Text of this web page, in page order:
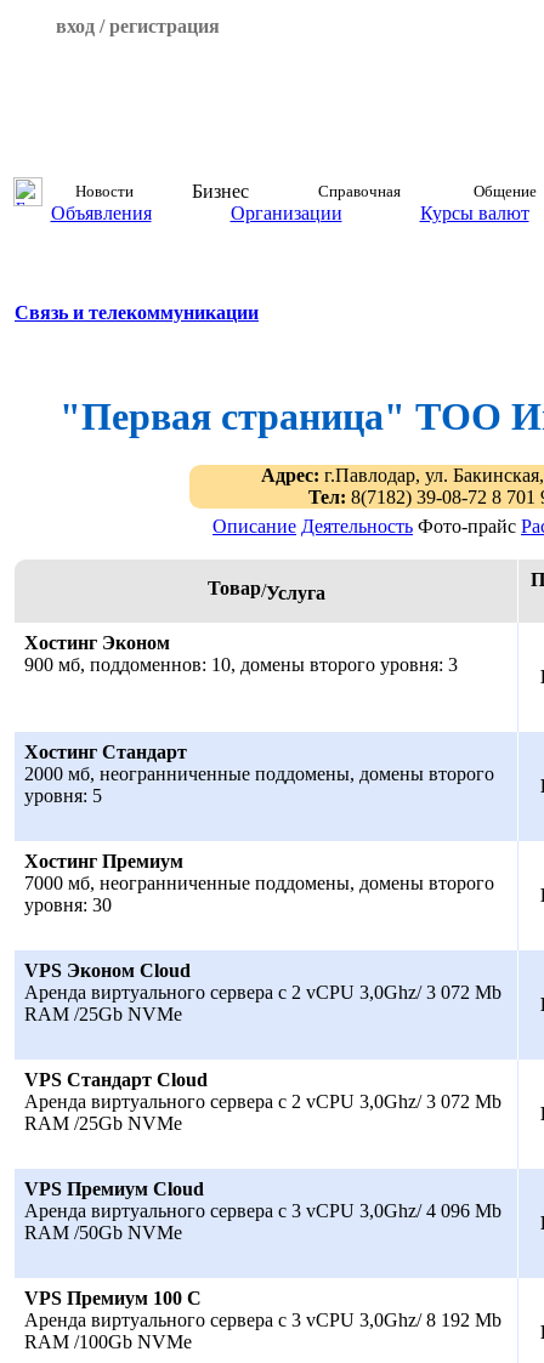
вход / регистрация
Новости Бизнес Справочная Общение
Объявления Организации Курсы валют
Связь и телекоммуникации
"Первая страница" ТОО
Адрес: г.Павлодар, ул.
Тел: 8(7182) 39-08-72 8 701
Описание Деятельность Фото-прайс
Товар/Услуга
Хостинг Эконом
900 мб, поддоменнов: 10, домены второго уровня: 3
Хостинг Стандарт
2000 мб, неогранниченные поддомены, домены второго
уровня: 5
Хостинг Премиум
7000 мб, неогранниченные поддомены, домены второго
уровня: 30
VPS Эконом Cloud
Аренда виртуального сервера с 2 vCPU 3,0Ghz/ 3 072 Mb
RAM /25Gb NVMe
VPS Стандарт Cloud
Аренда виртуального сервера с 2 vCPU 3,0Ghz/ 3 072 Mb
RAM /25Gb NVMe
VPS Премиум Cloud
Аренда виртуального сервера с 3 vCPU 3,0Ghz/ 4 096 Mb
RAM /50Gb NVMe
VPS Премиум 100 С
Аренда виртуального сервера с 3 vCPU 3,0Ghz/ 8 192 Mb
RAM /100Gb NVMe